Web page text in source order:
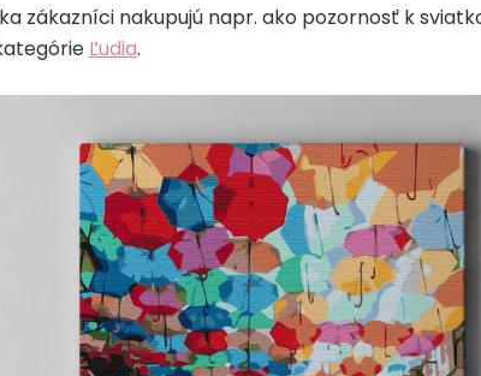
zákazníci nakupujú napr. ako pozornosť k
Ľudia.